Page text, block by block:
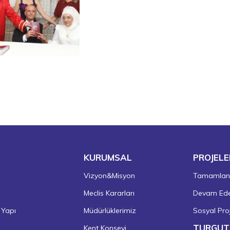
KURUMSAL
Vizyon&Misyon
Meclis Kararları
Müdürlüklerimiz
Kent Konseyi
Devam
Sosyal